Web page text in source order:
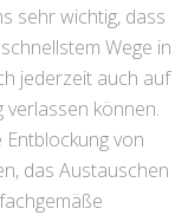
sehr wichtig, dass
Wege in
jederzeit auch auf
verlassen können.
von
das Austauschen